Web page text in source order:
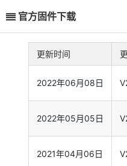
官方固件下载
更新时间
2022年06月08日
2022年05月05日
2021年04月06日